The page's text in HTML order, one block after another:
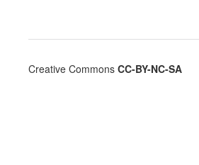
Creative Commons CC-BY-NC-SA